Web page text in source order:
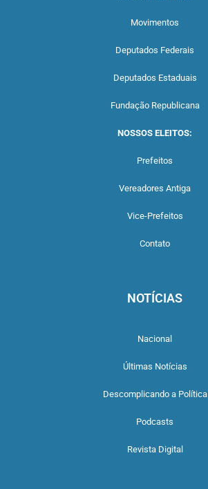
Movimentos
Deputados Federais
Deputados Estaduais
Fundação Republicana
NOSSOS ELEITOS:
Prefeitos
Vereadores Antiga
Vice-Prefeitos
Contato
NOTÍCIAS
Nacional
Últimas Notícias
Descomplicando a Política
Podcasts
Revista Digital